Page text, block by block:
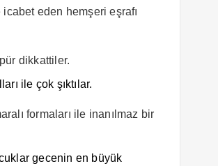
eden hemşeri eşrafı
dikkattiler.
ile çok şıktılar.
formaları ile inanılmaz bir
gecenin en büyük